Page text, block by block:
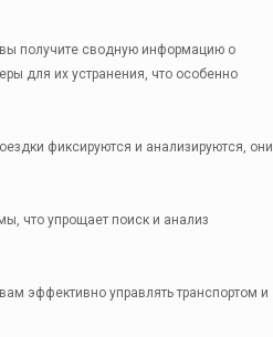
получите сводную информацию о
для их устранения, что особенно
фиксируются и анализируются, они
что упрощает поиск и анализ
эффективно управлять транспортом и